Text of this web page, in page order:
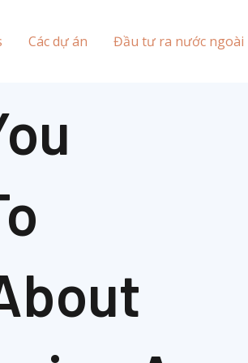
Các dự án Đầu tư ra nước ngoài